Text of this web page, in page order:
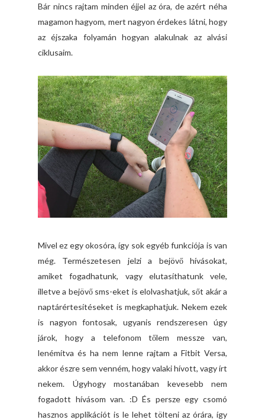
Bár nincs rajtam minden éjjel az óra, de azért néha
magamon hagyom, mert nagyon érdekes látni, hogy
az éjszaka folyamán hogyan alakulnak az alvási
ciklusaim.
Mivel ez egy okosóra, így sok egyéb funkciója is van
még. Természetesen jelzi a bejövő hívásokat,
amiket fogadhatunk, vagy elutasíthatunk vele,
illetve a bejövő sms-eket is elolvashatjuk, sőt akár a
naptárértesítéseket is megkaphatjuk. Nekem ezek
is nagyon fontosak, ugyanis rendszeresen úgy
járok, hogy a telefonom tőlem messze van,
lenémítva és ha nem lenne rajtam a Fitbit Versa,
akkor észre sem venném, hogy valaki hívott, vagy írt
nekem. Úgyhogy mostanában kevesebb nem
fogadott hívásom van. :D És persze egy csomó
hasznos applikációt is le lehet tölteni az órára, így